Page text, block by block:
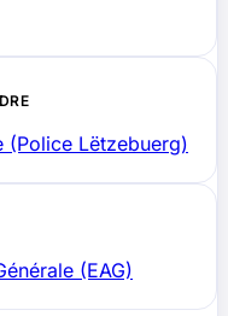
(Police Lëtzebuerg)
(EAG)